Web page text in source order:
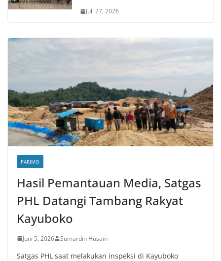
Juli 27, 2026
PARIMO
Hasil Pemantauan Media, Satgas
PHL Datangi Tambang Rakyat
Kayuboko
Juni 5, 2026 Sumardin Husain
Satgas PHL saat melakukan inspeksi di Kayuboko